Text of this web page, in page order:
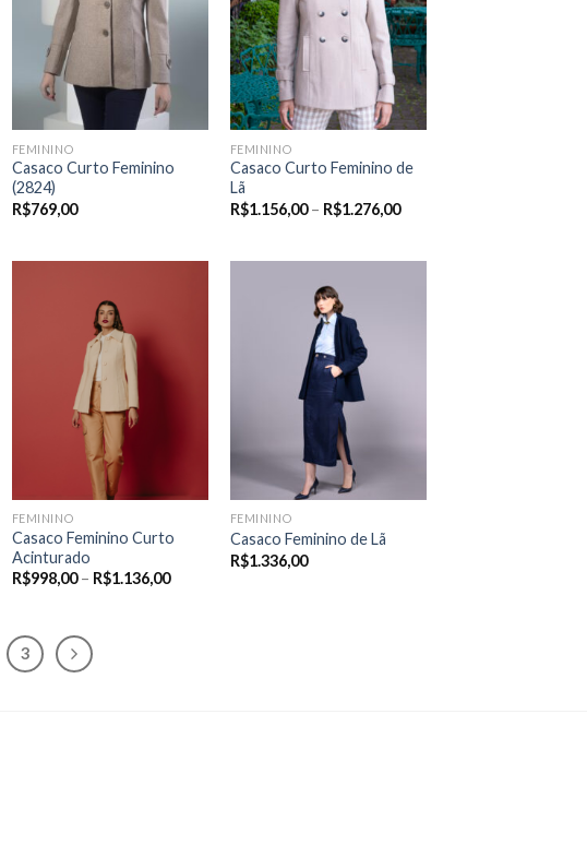
FEMININO
Casaco Curto Feminino
(2824)
R$769,00
FEMININO
Casaco Curto Feminino de
Lã
R$1.156,00 – R$1.276,00Price
FEMININO
Casaco Feminino Curto
Acinturado
R$998,00 – R$1.136,00Price
FEMININO
Casaco Feminino de Lã
R$1.336,00
3